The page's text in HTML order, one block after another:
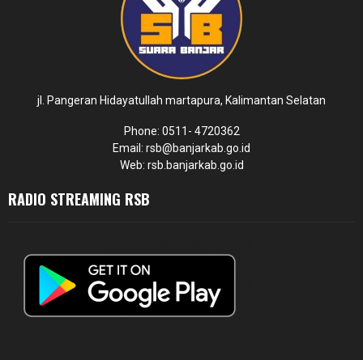
jl. Pangeran Hidayatullah martapura, Kalimantan Selatan
Phone: 0511- 4720362
Email: rsb@banjarkab.go.id
Web: rsb.banjarkab.go.id
RADIO STREAMING RSB